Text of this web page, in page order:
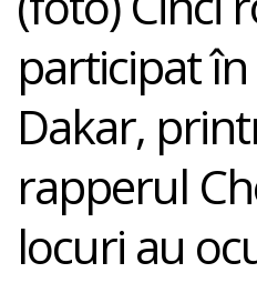
participat
Dakar,
rapperul
locuri au